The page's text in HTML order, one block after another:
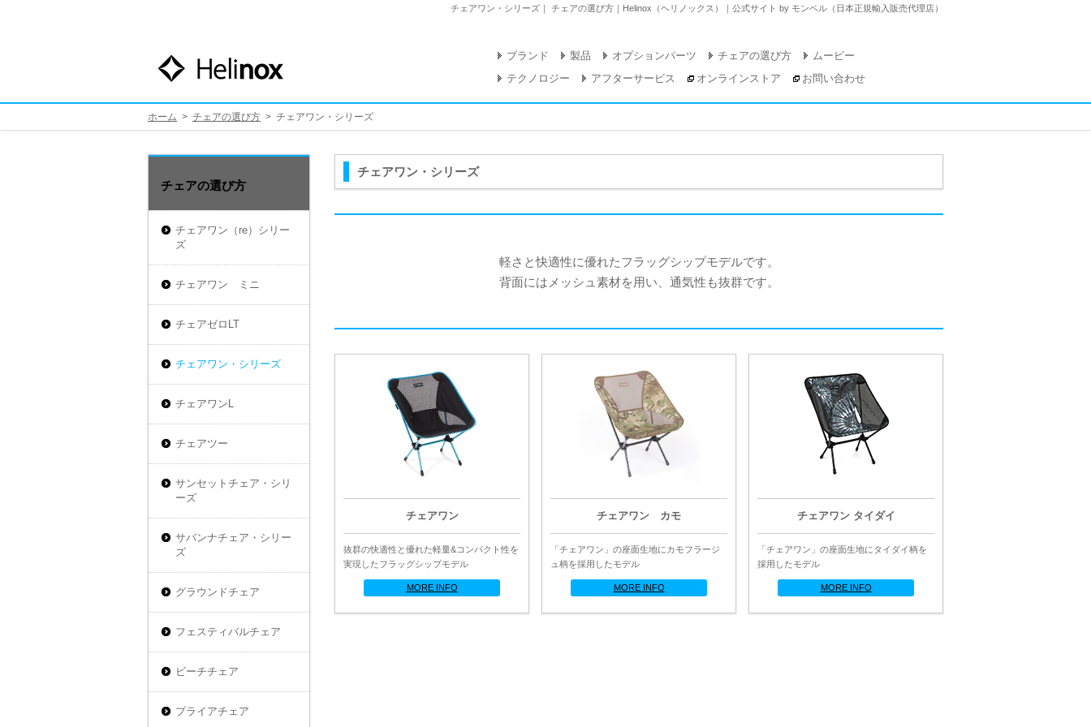
チェアワン・シリーズ｜ チェアの選び方｜Helinox（ヘリノックス）｜公式サイト by モンベル（日本正規輸入販売代理店）
ブランド 製品 オプションパーツ チェアの選び方
ムービー
テクノロジー
アフターサービス オンラインストア お問い合わせ
ホーム > チェアの選び方 > チェアワン・シリーズ
チェアワン・シリーズ
軽さと快適性に優れたフラッグシップモデルです。
背面にはメッシュ素材を用い、通気性も抜群です。
チェアワン
抜群の快適性と優れた軽量&コンパクト性を
実現したフラッグシップモデル
MORE INFO
チェアワン カモ
「チェアワン」の座面生地にカモフラージ
ュ柄を採用したモデル
MORE INFO
チェアワン タイダイ
「チェアワン」の座面生地にタイダイ柄を
採用したモデル
MORE INFO
チェアの選び方
チェアワン（re）シリー
ズ
チェアワン ミニ
チェアゼロLT
チェアワン・シリーズ
チェアワンL
チェアツー
サンセットチェア・シリ
ーズ
サバンナチェア・シリー
ズ
グラウンドチェア
フェスティバルチェア
ビーチチェア
プライアチェア